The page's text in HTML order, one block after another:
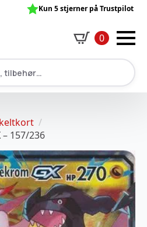
Kun 5 stjerner på Trustpilot
0
tilbehør…
157/236